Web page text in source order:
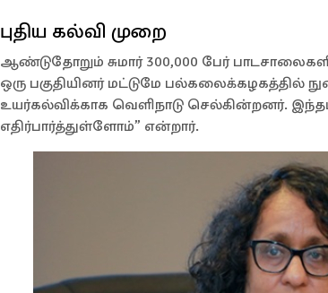
புதிய கல்வி முறை
ஆண்டுதோறும் சுமார் 300,000 பேர்
ஒரு பகுதியினர் மட்டுமே பல்கலைக்கழகத்தில்
உயர்கல்விக்காக வெளிநாடு செல்கின்றனர்.
எதிர்பார்த்துள்ளோம்” என்றார்.